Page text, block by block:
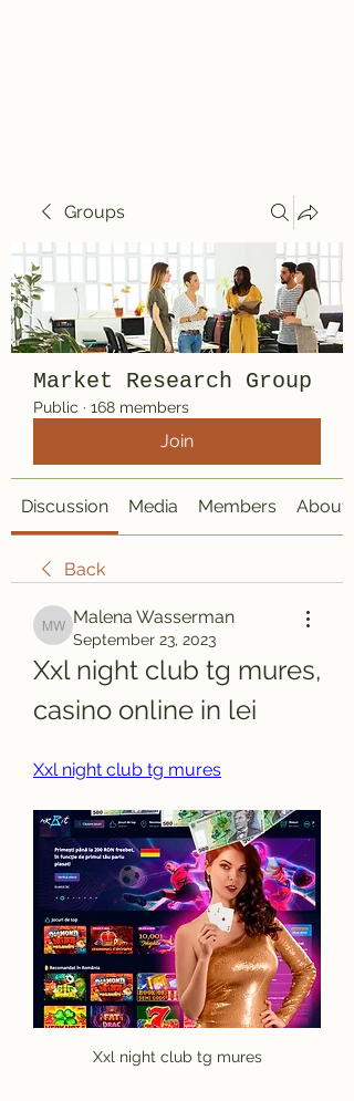
Groups
Market Research Group
Public · 168 members
Join
Discussion Media Members About
Back
Malena Wasserman
Malena Wasserman
September 23, 2023
Xxl night club tg mures,
casino online in lei
Xxl night club tg mures
Xxl night club tg mures